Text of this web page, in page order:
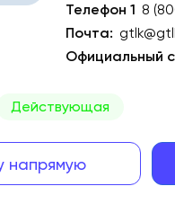
Телефон 1 8
Почта:
Официальный
Действующая
напрямую